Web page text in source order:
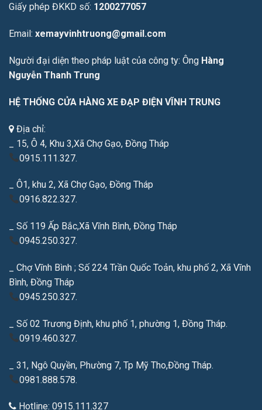
Giấy phép ĐKKD số: 1200277057
Email: xemayvinhtruong@gmail.com
Người đại diện theo pháp luật của công ty: Ông Hàng
Nguyễn Thanh Trung
HỆ THỐNG CỬA HÀNG XE ĐẠP ĐIỆN VĨNH TRUNG
Địa chỉ:
_ 15, Ô 4, Khu 3,Xã Chợ Gạo, Đồng Tháp
0915.111.327.
_ Ô1, khu 2, Xã Chợ Gạo, Đồng Tháp
0916.822.327.
_ Số 119 Ấp Bắc,Xã Vĩnh Bình, Đồng Tháp
0945.250.327.
_ Chợ Vĩnh Bình ; Số 224 Trần Quốc Toản, khu phố 2, Xã Vĩnh
Bình, Đồng Tháp
0945.250.327.
_ Số 02 Trương Định, khu phố 1, phường 1, Đồng Tháp.
0919.460.327.
_ 31, Ngô Quyền, Phường 7, Tp Mỹ Tho,Đồng Tháp.
0981.888.578.
Hotline: 0915.111.327